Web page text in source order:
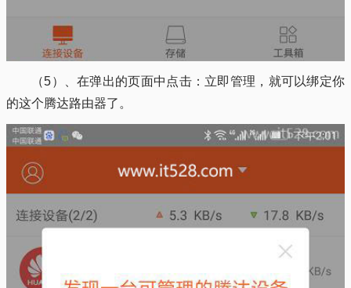
（5）、在弹出的页面中点击：立即管理，就可以绑定你
的这个腾达路由器了。